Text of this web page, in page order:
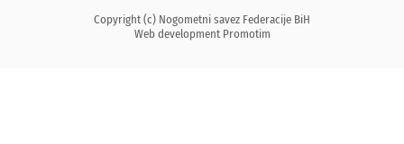
Copyright (c) Nogometni savez Federacije BiH
Web development Promotim